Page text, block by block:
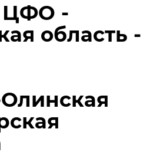
ЦФО -
область -